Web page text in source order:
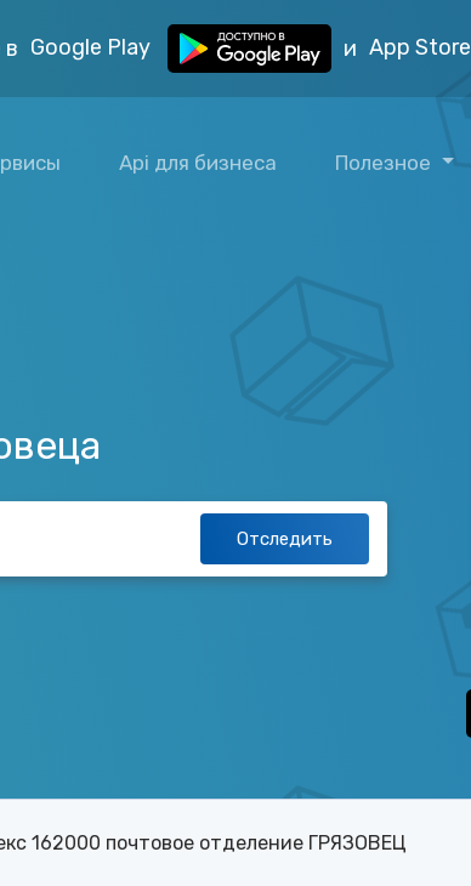
Google Play и App Store
Api для бизнеса Полезное
Отследить
162000 почтовое отделение ГРЯЗОВЕЦ